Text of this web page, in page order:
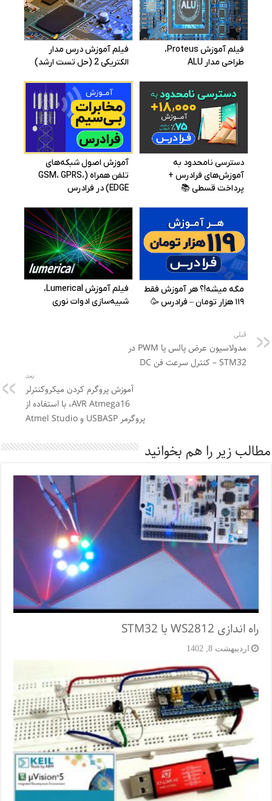
قبلی
مدولاسیون عرض پالس یا PWM در
STM32 – کنترل سرعت فن DC
بعد
آموزش پروگرم کردن میکروکنترلر
AVR Atmega16، با استفاده از
پروگرمر USBASP و Atmel Studio
مطالب زیر را هم بخوانید
راه اندازی WS2812 با STM32
اردیبهشت 8, 1402